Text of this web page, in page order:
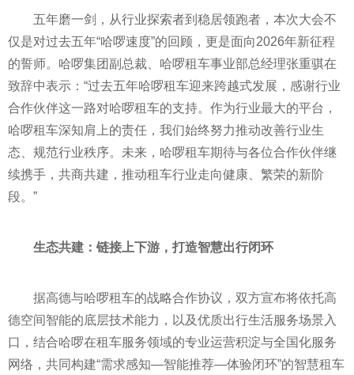
五年磨一剑，从行业探索者到稳居领跑者，本次大会不
仅是对过去五年“哈啰速度”的回顾，更是面向2026年新征程
的誓师。哈啰集团副总裁、哈啰租车事业部总经理张重骐在
致辞中表示：“过去五年哈啰租车迎来跨越式发展，感谢行业
合作伙伴这一路对哈啰租车的支持。作为行业最大的平台，
哈啰租车深知肩上的责任，我们始终努力推动改善行业生
态、规范行业秩序。未来，哈啰租车期待与各位合作伙伴继
续携手，共商共建，推动租车行业走向健康、繁荣的新阶
段。”
生态共建：链接上下游，打造智慧出行闭环
据高德与哈啰租车的战略合作协议，双方宣布将依托高
德空间智能的底层技术能力，以及优质出行生活服务场景入
口，结合哈啰在租车服务领域的专业运营积淀与全国化服务
网络，共同构建“需求感知—智能推荐—体验闭环”的智慧租车